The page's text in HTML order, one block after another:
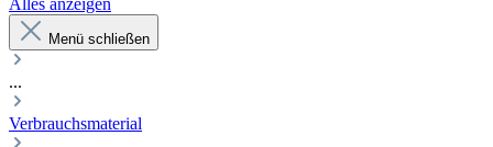
Alles anzeigen
Menü schließen
...
Verbrauchsmaterial